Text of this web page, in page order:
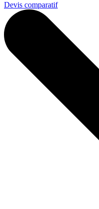
Devis comparatif